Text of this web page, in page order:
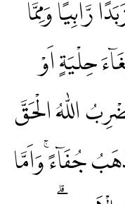
رَّابِيًا ۗوَمِمَّا
حِلْيَةٍ اَوْ
اللّٰهُ الْحَقَّ
جُفَاۤءً ۚوَاَمَّا